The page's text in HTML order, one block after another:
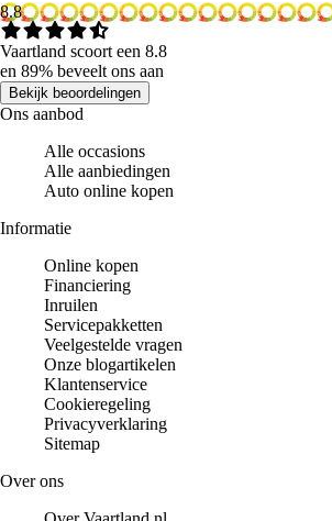
8.8
Vaartland scoort een 8.8
en 89% beveelt ons aan
Bekijk beoordelingen
Ons aanbod
Alle occasions
Alle aanbiedingen
Auto online kopen
Informatie
Online kopen
Financiering
Inruilen
Servicepakketten
Veelgestelde vragen
Onze blogartikelen
Klantenservice
Cookieregeling
Privacyverklaring
Sitemap
Over ons